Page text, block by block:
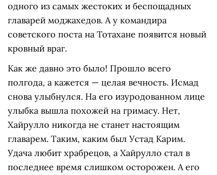
одного из самых жестоких и беспощадных
главарей моджахедов. А у командира
советского поста на Тотахане появится новый
кровный враг.
Как же давно это было! Прошло всего
полгода, а кажется — целая вечность. Исмад
снова улыбнулся. На его изуродованном лице
улыбка вышла похожей на гримасу. Нет,
Хайрулло никогда не станет настоящим
главарем. Таким, каким был Устад Карим.
Удача любит храбрецов, а Хайрулло стал в
последнее время слишком осторожен. А его